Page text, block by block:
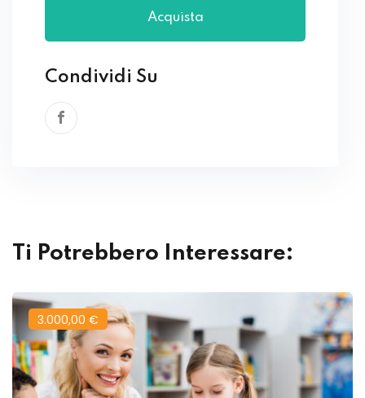
Acquista
Condividi Su
Ti Potrebbero Interessare:
3.000,00 €